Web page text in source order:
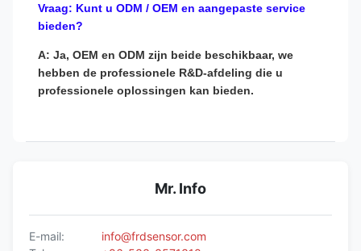
Vraag: Kunt u ODM / OEM en aangepaste service
bieden?
A: Ja, OEM en ODM zijn beide beschikbaar, we
hebben de professionele R&D-afdeling die u
professionele oplossingen kan bieden.
Mr. Info
E-mail:
info@frdsensor.com